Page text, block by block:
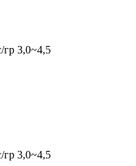
3,0~4,5
3,0~4,5